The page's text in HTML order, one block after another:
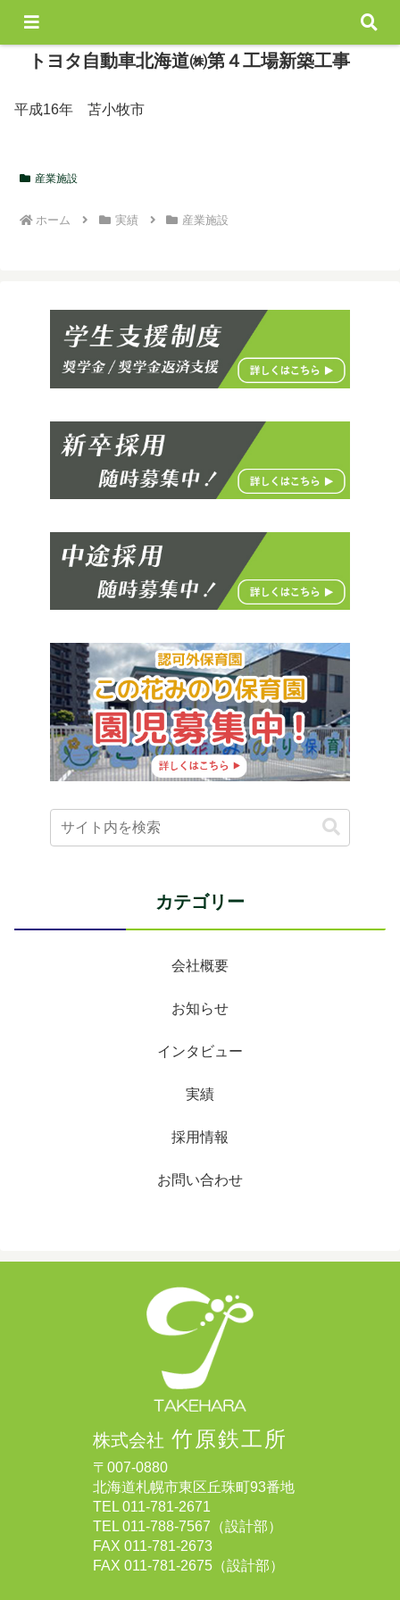
トヨタ自動車北海道㈱第４工場新築工事
平成16年 苫小牧市
産業施設
ホーム 実績 産業施設
カテゴリー
会社概要
お知らせ
インタビュー
実績
採用情報
お問い合わせ
株式会社 竹原鉄工所
〒007-0880
北海道札幌市東区丘珠町93番地
TEL 011-781-2671
TEL 011-788-7567 （設計部）
FAX 011-781-2673
FAX 011-781-2675（設計部）